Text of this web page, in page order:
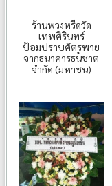
ร้านพวงหรีดวัด
เทพศิรินทร์
ป้อมปราบศัตรูพาย
จากธนาคารธนชาต
จำกัด (มหาชน)